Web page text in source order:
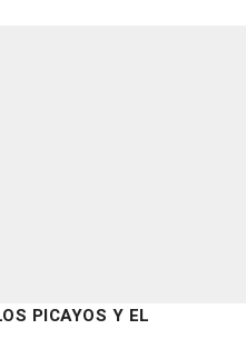
PICAYOS Y EL